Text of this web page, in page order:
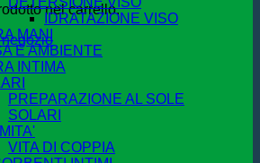
nel carrello.
IDRATAZIONE VISO
MANI
E AMBIENTE
INTIMA
PREPARAZIONE AL SOLE
SOLARI
VITA DI COPPIA